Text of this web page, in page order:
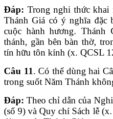
Đáp: Trong nghi thức khai
Thánh Giá có ý nghĩa đặc
cuộc hành hương. Thánh
thánh, gần bên bàn thờ,
tín hữu tôn kính (x. QCSL
Câu 11. Có thể dùng hai
trong suốt Năm Thánh
Đáp: Theo chỉ dẫn của
(số 9) và Quy chí Sách lễ